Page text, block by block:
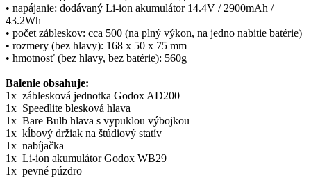
• napájanie: dodávaný Li-ion akumulátor 14.4V / 2900mAh /
43.2Wh
• počet zábleskov: cca 500 (na plný výkon, na jedno nabitie batérie)
• rozmery (bez hlavy): 168 x 50 x 75 mm
• hmotnosť (bez hlavy, bez batérie): 560g
Balenie obsahuje:
1x záblesková jednotka Godox AD200
1x Speedlite blesková hlava
1x Bare Bulb hlava s vypuklou výbojkou
1x kĺbový držiak na štúdiový statív
1x nabíjačka
1x Li-ion akumulátor Godox WB29
1x pevné púzdro